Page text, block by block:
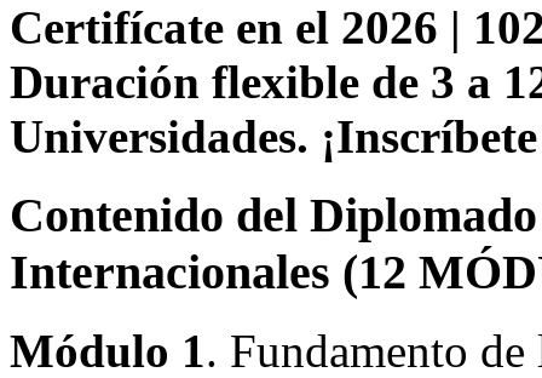
Certifícate en el 2026 |
Duración flexible de 3 a
Universidades.
Contenido del
Internacionales (12
Módulo 1. Fundamento